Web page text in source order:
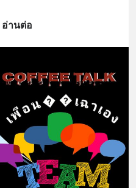
อ่านต่อ